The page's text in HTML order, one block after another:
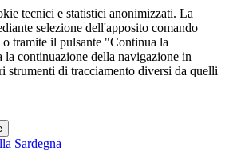
tecnici e statistici anonimizzati. La
selezione dell'apposito comando
tramite il pulsante "Continua la
continuazione della navigazione in
strumenti di tracciamento diversi da quelli
Sardegna